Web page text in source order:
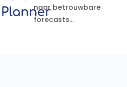
Plannernaar betrouwbare
forecasts...